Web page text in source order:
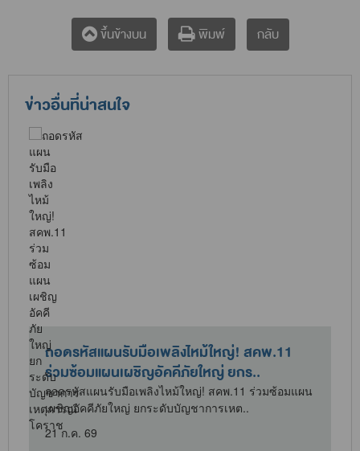
ขึ้นข้างบน พิมพ์ กลับ
ข่าวอื่นที่น่าสนใจ
ถอดรหัสแผนรับมือเพลิงไหม้ใหญ่! สคพ.11
ร่วมซ้อมแผนเผชิญอัคคีภัยใหญ่ ยกร..
ถอดรหัสแผนรับมือเพลิงไหม้ใหญ่! สคพ.11 ร่วมซ้อมแผน
เผชิญอัคคีภัยใหญ่ ยกระดับบัญชาการเหต..
21 ก.ค. 69